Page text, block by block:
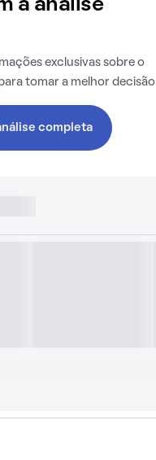
a análise
exclusivas sobre o
tomar a melhor decisão
completa